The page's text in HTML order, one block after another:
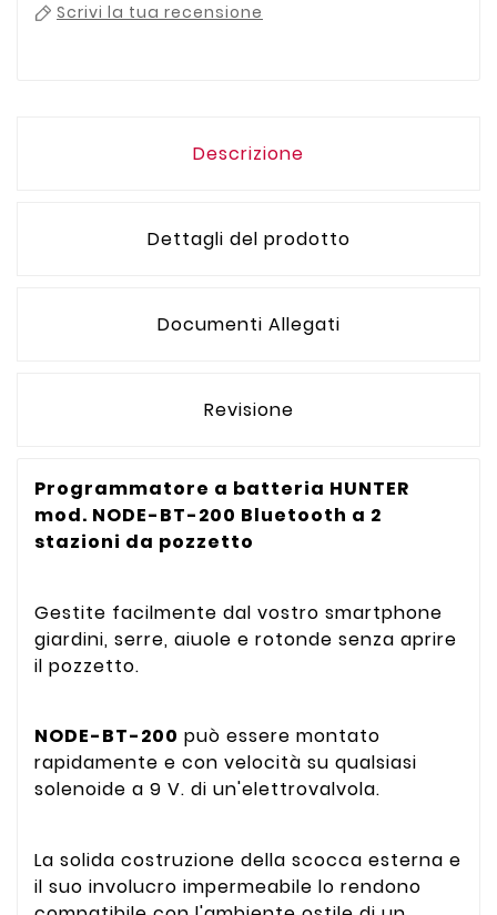
Scrivi la tua recensione
Descrizione
Dettagli del prodotto
Documenti Allegati
Revisione
Programmatore a batteria HUNTER
mod. NODE-BT-200 Bluetooth a 2
stazioni da pozzetto
Gestite facilmente dal vostro smartphone
giardini, serre, aiuole e rotonde senza aprire
il pozzetto.
NODE-BT-200 può essere montato
rapidamente e con velocità su qualsiasi
solenoide a 9 V. di un'elettrovalvola.
La solida costruzione della scocca esterna e
il suo involucro impermeabile lo rendono